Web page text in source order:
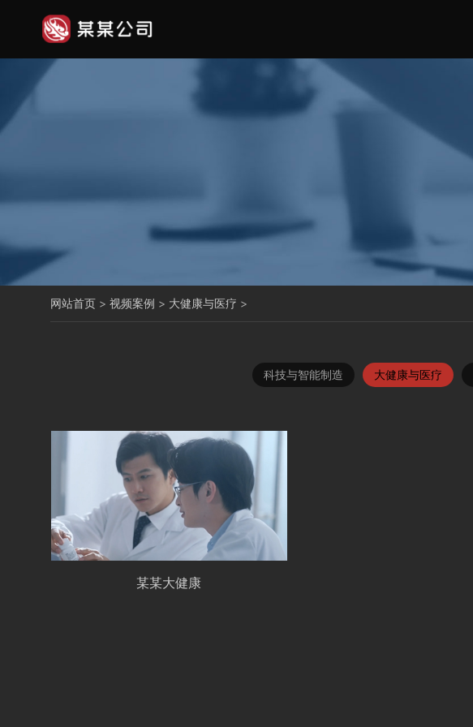
网站首页 > 视频案例 > 大健康与医疗 >
科技与智能制造 大健康与医疗
某某大健康